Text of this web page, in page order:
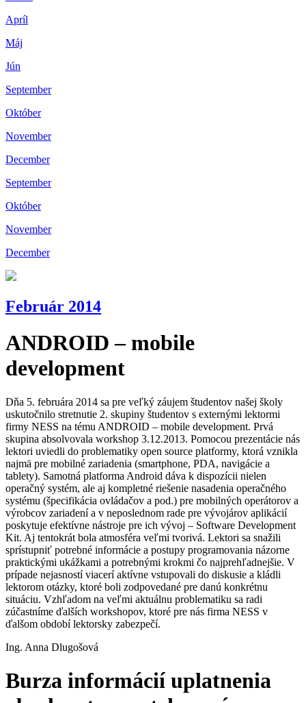
Apríl
Máj
Jún
September
Október
November
December
September
Október
November
December
Február 2014
ANDROID – mobile
development
Dňa 5. februára 2014 sa pre veľký záujem študentov našej školy
uskutočnilo stretnutie 2. skupiny študentov s externými lektormi
firmy NESS na tému ANDROID – mobile development. Prvá
skupina absolvovala workshop 3.12.2013. Pomocou prezentácie nás
lektori uviedli do problematiky open source platformy, ktorá vznikla
najmä pre mobilné zariadenia (smartphone, PDA, navigácie a
tablety). Samotná platforma Android dáva k dispozícii nielen
operačný systém, ale aj kompletné riešenie nasadenia operačného
systému (špecifikácia ovládačov a pod.) pre mobilných operátorov a
výrobcov zariadení a v neposlednom rade pre vývojárov aplikácií
poskytuje efektívne nástroje pre ich vývoj – Software Development
Kit. Aj tentokrát bola atmosféra veľmi tvorivá. Lektori sa snažili
sprístupniť potrebné informácie a postupy programovania názorne
praktickými ukážkami a potrebnými krokmi čo najprehľadnejšie. V
prípade nejasností viacerí aktívne vstupovali do diskusie a kládli
lektorom otázky, ktoré boli zodpovedané pre danú konkrétnu
situáciu. Vzhľadom na veľmi aktuálnu problematiku sa radi
zúčastníme ďalších workshopov, ktoré pre nás firma NESS v
ďalšom období lektorsky zabezpečí.
Ing. Anna Dlugošová
Burza informácií uplatnenia